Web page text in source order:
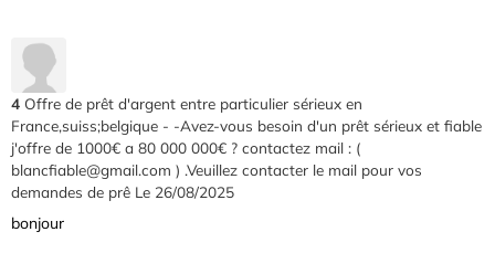
4 Offre de prêt d'argent entre particulier sérieux en
France,suiss;belgique - -Avez-vous besoin d'un prêt sérieux et fiable
j'offre de 1000€ a 80 000 000€ ? contactez mail : (
blancfiable@gmail.com ) .Veuillez contacter le mail pour vos
demandes de prê Le 26/08/2025
bonjour